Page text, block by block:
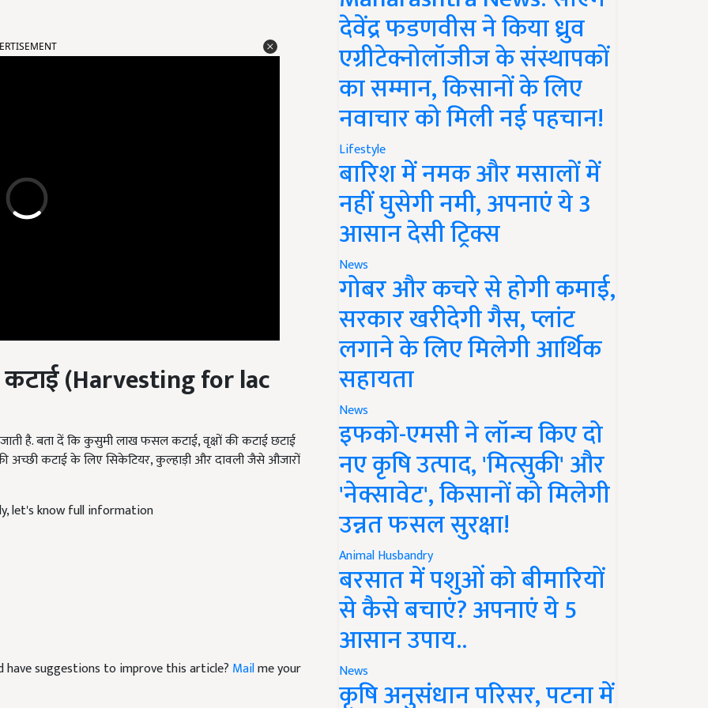
कटाई(Harvesting for lac
अच्छी कटाई के लिए सिकेटियर, कुल्हाड़ी और दावली जैसे औजारों
देवेंद्र फडणवीस ने किया ध्रुव
एग्रीटेक्नोलॉजीज के संस्थापकों
का सम्मान, किसानों के लिए
नवाचार को मिली नई पहचान!
Lifestyle
बारिश में नमक और मसालों में
नहीं घुसेगी नमी, अपनाएं ये 3
आसान देसी ट्रिक्स
News
गोबर और कचरे से होगी कमाई,
सरकार खरीदेगी गैस, प्लांट
लगाने के लिए मिलेगी आर्थिक
सहायता
News
इफको-एमसी ने लॉन्च किए दो
नए कृषि उत्पाद, 'मित्सुकी' और
'नेक्सावेट', किसानों को मिलेगी
उन्नत फसल सुरक्षा!
Animal Husbandry
बरसात में पशुओं को बीमारियों
से कैसे बचाएं? अपनाएं ये 5
आसान उपाय..
News
कृषि अनुसंधान परिसर, पटना में